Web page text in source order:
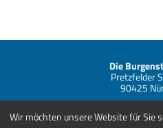
Die
Pretzfelder
90425
Wir möchten unsere Website für Sie